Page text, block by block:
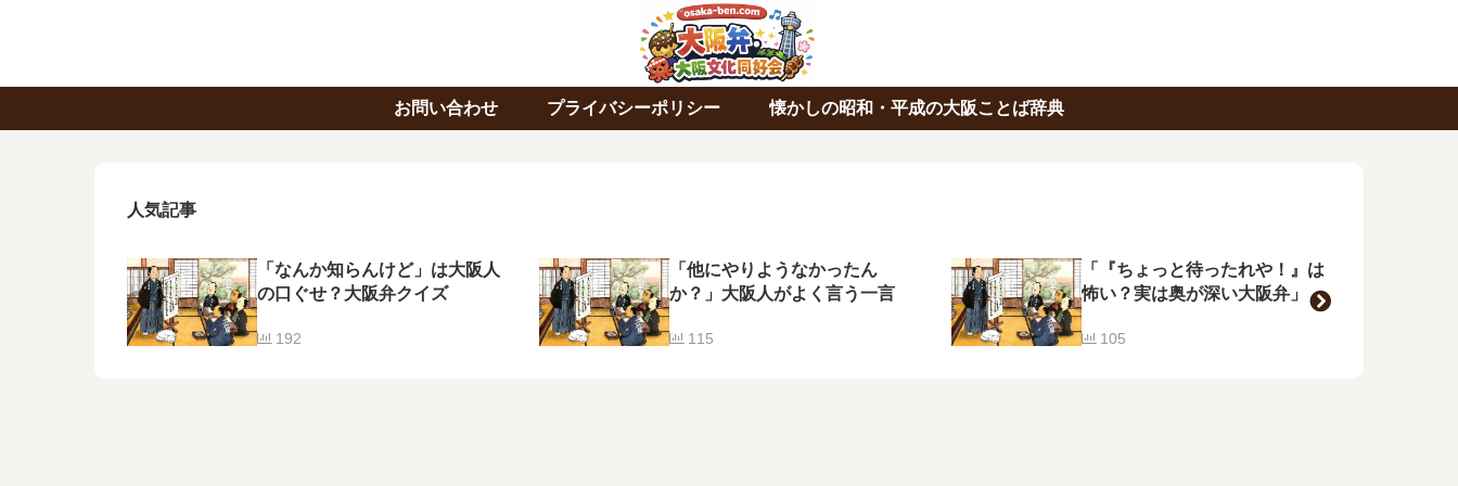
お問い合わせ プライバシーポリシー 懐かしの昭和・平成の大阪ことば辞典
人気記事
「なんか知らんけど」は大阪人
の口ぐせ？大阪弁クイズ
192
「他にやりようなかったん
か？」大阪人がよく言う一言
115
「『ちょっと待ったれや！』は
怖い？実は奥が深い大阪弁」
105